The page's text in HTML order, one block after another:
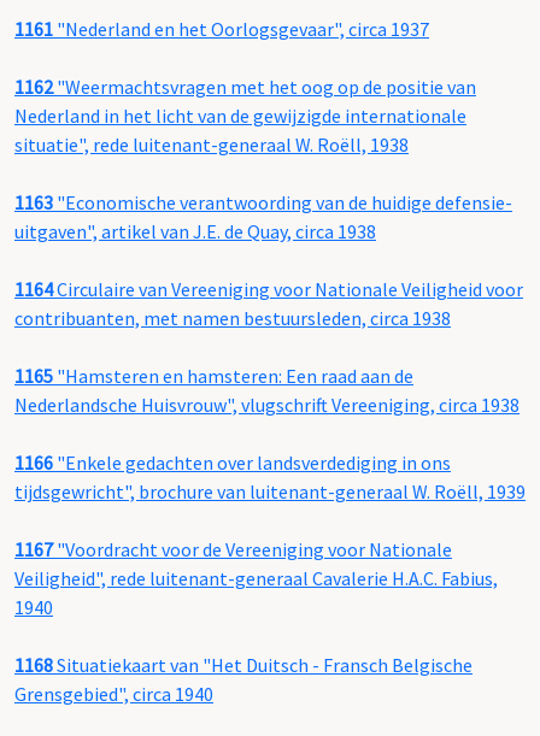
1161 "Nederland en het Oorlogsgevaar", circa 1937
1162"Weermachtsvragen met het oog op de positie van
Nederland in het licht van de gewijzigde internationale
situatie", rede luitenant-generaal W. Roëll, 1938
1163 "Economische verantwoording van de huidige defensie-
uitgaven", artikel van J.E. de Quay, circa 1938
1164Circulaire van Vereeniging voor Nationale Veiligheid voor
contribuanten, met namen bestuursleden, circa 1938
1165 "Hamsteren en hamsteren: Een raad aan de
Nederlandsche Huisvrouw", vlugschrift Vereeniging, circa 1938
1166 "Enkele gedachten over landsverdediging in ons
tijdsgewricht", brochure van luitenant-generaal W. Roëll, 1939
1167"Voordracht voor de Vereeniging voor Nationale
Veiligheid", rede luitenant-generaal Cavalerie H.A.C. Fabius,
1940
1168Situatiekaart van "Het Duitsch - Fransch Belgische
Grensgebied", circa 1940